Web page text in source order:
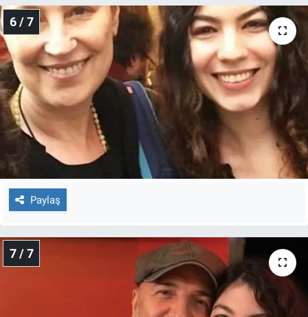
6 / 7
Paylaş
7 / 7